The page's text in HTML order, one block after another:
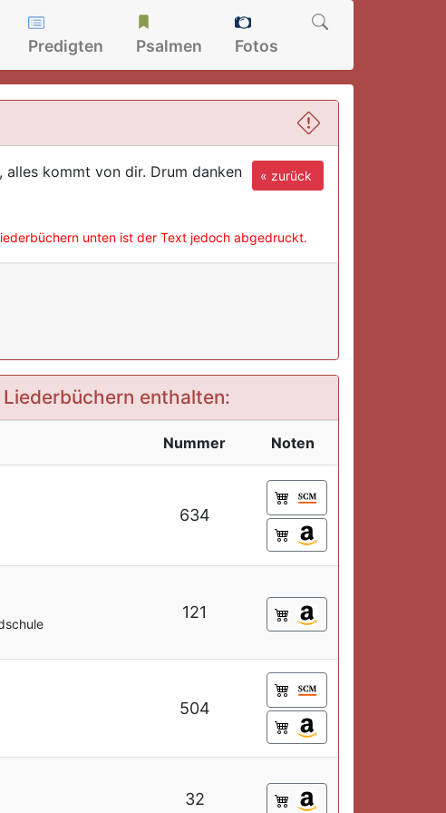
Predigten Psalmen Fotos
« zurück
alles kommt von dir. Drum danken
unten ist der Text jedoch abgedruckt.
enthalten:
Nummer Noten
634
121
504
32